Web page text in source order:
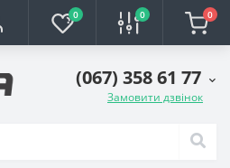
0 0 0
(067) 358 61 77
Замовити дзвінок